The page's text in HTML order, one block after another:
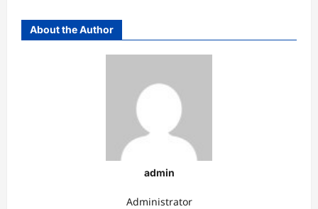
About the Author
admin
Administrator